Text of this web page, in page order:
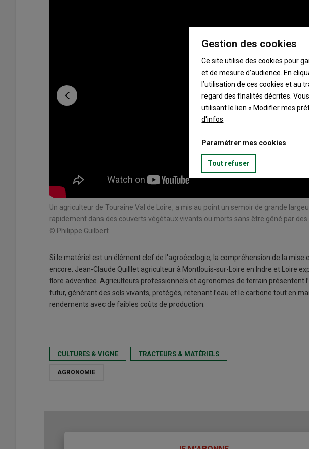
Un agriculteur de Touraine Val de Loire, a mis au point un semoir de grande
rapidement dans des couverts végétaux vivants ou morts sans être gêné par des
© Philippe Guilbert
Si le matériel est un élément clef de l'agroécologie, la compréhension de la mise
encore. Jean-Claude Quilllet agriculteur à Montlouis-sur-Loire en Indre et Loire
flore adventice. Agriculteurs professionnels et agronomes de terrain présentent
futur, générant des sols vivants, protégés, retenant l’eau et le carbone tout en
rendements avec de faibles coûts de production.
CULTURES & VIGNE TRACTEURS & MATÉRIELS
AGRONOMIE
Gestion des cookies
Ce site utilise des cookies pour
et de mesure d’audience. En
l’utilisation de ces cookies et au
regard des finalités décrites.
utilisant le lien « Modifier mes
d'infos
Paramétrer mes cookies
Tout refuser